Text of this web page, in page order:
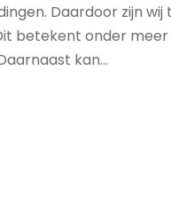
Daardoor zijn
betekent onder
kan...